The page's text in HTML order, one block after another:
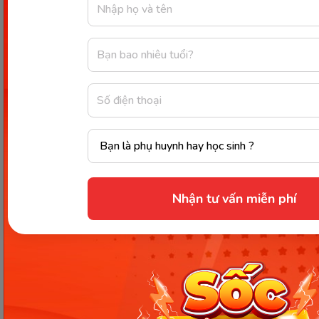
Nhận tư vấn miễn phí
Mướp là loại quả khá lành tính và lợi sữa. (Nguồn: Internet)
Chị em có thể sử dụng mướp để chế biến thành các
món ăn thơm ngon và hấp dẫn, giúp tăng tiết sữa
và nhanh chóng phục hồi thể lực
Có rất nhiều người thắc mắc bà đẻ ăn rau dền được
không. Chuyên gia cho biết rau dền đỏ là thực